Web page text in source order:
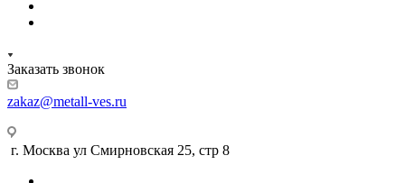
Заказать звонок
zakaz@metall-ves.ru
г. Москва ул Смирновская 25, стр 8